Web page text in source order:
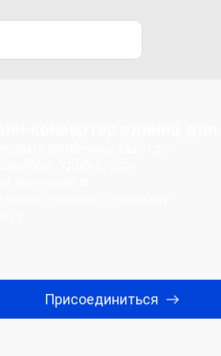
Присоединиться